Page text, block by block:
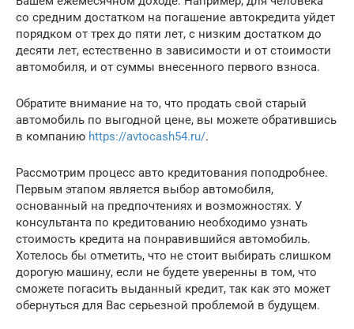
со средним достатком на погашение автокредита уйдет
порядком от трех до пяти лет, с низким достатком до
десяти лет, естественно в зависимости и от стоимости
автомобиля, и от суммы внесенного первого взноса.
Обратите внимание на то, что продать свой старый
автомобиль по выгодной цене, вы можете обратившись
в компанию https://avtocash54.ru/.
Рассмотрим процесс авто кредитования поподробнее.
Первым этапом является выбор автомобиля,
основанный на предпочтениях и возможностях. У
консультанта по кредитованию необходимо узнать
стоимость кредита на понравившийся автомобиль.
Хотелось бы отметить, что не стоит выбирать слишком
дорогую машину, если не будете уверенны в том, что
сможете погасить выданный кредит, так как это может
обернуться для Вас серьезной проблемой в будущем.